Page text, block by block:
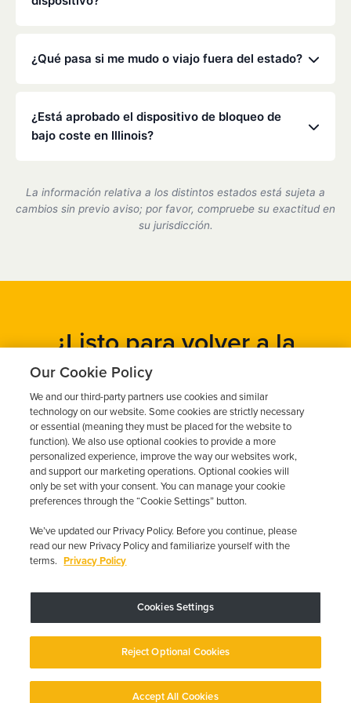
cada 30 a 90 días. Nuestros técnicos se asegurarán
¿Qué pasa si me mudo o viajo fuera del estado?
te mudas o viajas, podemos ayudarte a coordinar el
servicio en uno de nuestros centros asociados.
¿Está aprobado el dispositivo de bloqueo de
bajo coste en Illinois?
de encendido certificado por el estado de Illinois y
cumplimos plenamente con todos los requisitos del
La información relativa a los distintos estados está sujeta a
cambios sin previo aviso; por favor, compruebe su exactitud en
su jurisdicción.
¿Listo para volver a la
carretera?
Obtén un presupuesto gratuito en cuestión de minutos y
programa tu instalación hoy mismo.
Solicita un presupuesto gratuito
El dispositivo puede variar según los requisitos estatales; se aplican
Política de privacidad Sus opciones de privacidad
accesibilidad Gestionar cookies
Our Cookie Policy
We and our third-party partners use cookies and similar
technology on our website. Some cookies are strictly necessary
or essential (meaning they must be placed for the website to
function). We also use optional cookies to provide a more
personalized experience, improve the way our websites work,
and support our marketing operations. Optional cookies will
only be set with your consent. You can manage your cookie
preferences through the “Cookie Settings” button.
We’ve updated our Privacy Policy. Before you continue, please
read our new Privacy Policy and familiarize yourself with the
terms. Privacy Policy
Cookies Settings
Reject Optional Cookies
Accept All Cookies